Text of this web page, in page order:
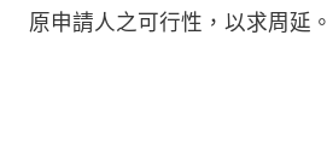
原申請人之可行性，以求周延。